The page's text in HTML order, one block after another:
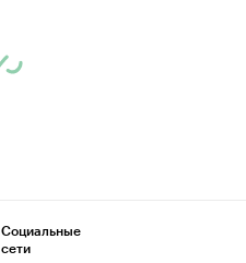
Социальные
сети